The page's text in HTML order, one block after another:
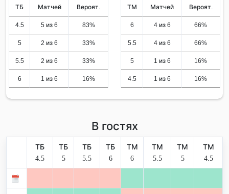
ТБ Матчей Вероят.
4.5 5 из 6 83%
5 2 из 6 33%
5.5 2 из 6 33%
6 1 из 6 16%
ТМ Матчей Вероят.
6 4 из 6 66%
5.5 4 из 6 66%
5 1 из 6 16%
4.5 1 из 6 16%
В гостях
ТБ
4.5
ТБ
5
ТБ
5.5
ТБ
6
ТМ
6
ТМ
5.5
ТМ
5
ТМ
4.5